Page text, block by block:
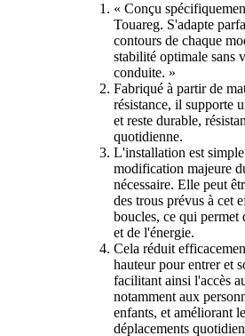
« Conçu
Touareg. S'adapte
contours de chaque
stabilité optimale sans
conduite. »
Fabriqué à partir de
résistance, il supporte
et reste durable,
quotidienne.
L'installation est
modification majeure
nécessaire. Elle peut
des trous prévus à cet
boucles, ce qui permet
et de l'énergie.
Cela réduit
hauteur pour entrer et
facilitant ainsi l'accès
notamment aux
enfants, et améliorant
déplacements